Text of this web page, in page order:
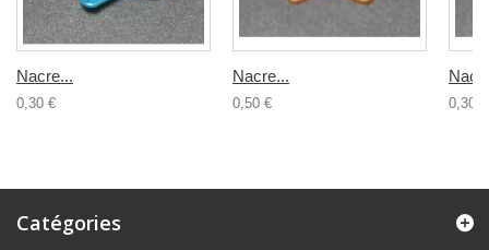
Nacre...
0,30 €
Nacre...
0,50 € 0,30 €
Catégories